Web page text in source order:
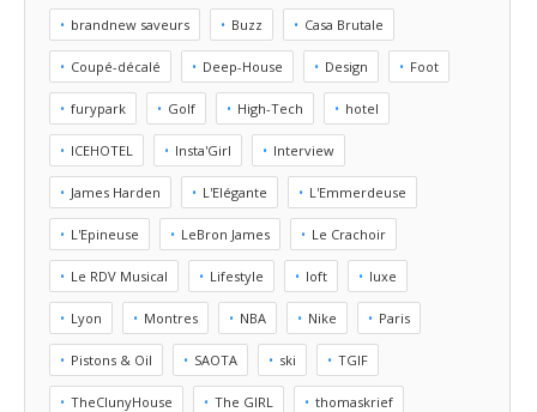
brandnew saveurs Buzz Casa Brutale
Coupé-décalé Deep-House Design Foot
furypark Golf High-Tech hotel
ICEHOTEL Insta'Girl Interview
James Harden L'Elégante L'Emmerdeuse
L'Epineuse LeBron James Le Crachoir
Le RDV Musical Lifestyle loft luxe
Lyon Montres NBA Nike Paris
Pistons & Oil SAOTA ski TGIF
TheClunyHouse The GIRL thomaskrief